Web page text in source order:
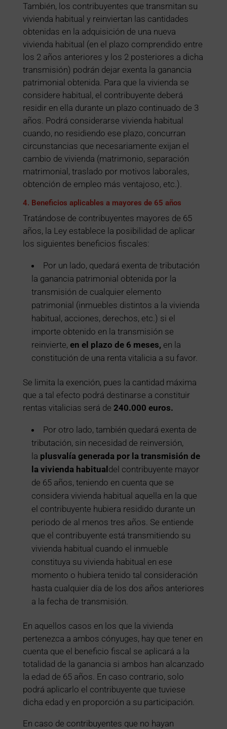
También, los contribuyentes que transmitan su
vivienda habitual y reinviertan las cantidades
obtenidas en la adquisición de una nueva
vivienda habitual (en el plazo comprendido entre
los 2 años anteriores y los 2 posteriores a dicha
transmisión) podrán dejar exenta la ganancia
patrimonial obtenida. Para que la vivienda se
considere habitual, el contribuyente deberá
residir en ella durante un plazo continuado de 3
años. Podrá considerarse vivienda habitual
cuando, no residiendo ese plazo, concurran
circunstancias que necesariamente exijan el
cambio de vivienda (matrimonio, separación
matrimonial, traslado por motivos laborales,
obtención de empleo más ventajoso, etc.).
4. Beneficios aplicables a mayores de 65 años
Tratándose de contribuyentes mayores de 65
años, la Ley establece la posibilidad de aplicar
los siguientes beneficios fiscales:
Por un lado, quedará exenta de tributación
la ganancia patrimonial obtenida por la
transmisión de cualquier elemento
patrimonial (inmuebles distintos a la vivienda
habitual, acciones, derechos, etc.) si el
importe obtenido en la transmisión se
reinvierte, en el plazo de 6 meses, en la
constitución de una renta vitalicia a su favor.
Se limita la exención, pues la cantidad máxima
que a tal efecto podrá destinarse a constituir
rentas vitalicias será de 240.000 euros.
Por otro lado, también quedará exenta de
tributación, sin necesidad de reinversión,
la plusvalía generada por la transmisión de
la vivienda habitualdel contribuyente mayor
de 65 años, teniendo en cuenta que se
considera vivienda habitual aquella en la que
el contribuyente hubiera residido durante un
periodo de al menos tres años. Se entiende
que el contribuyente está transmitiendo su
vivienda habitual cuando el inmueble
constituya su vivienda habitual en ese
momento o hubiera tenido tal consideración
hasta cualquier día de los dos años anteriores
a la fecha de transmisión.
En aquellos casos en los que la vivienda
pertenezca a ambos cónyuges, hay que tener en
cuenta que el beneficio fiscal se aplicará a la
totalidad de la ganancia si ambos han alcanzado
la edad de 65 años. En caso contrario, solo
podrá aplicarlo el contribuyente que tuviese
dicha edad y en proporción a su participación.
En caso de contribuyentes que no hayan